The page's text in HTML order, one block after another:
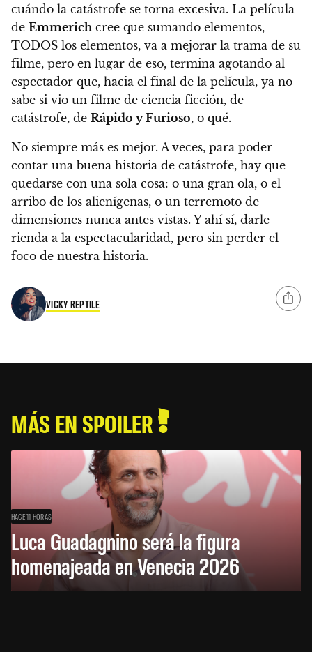
cuándo la catástrofe se torna excesiva. La película
de Emmerichcree que sumando elementos,
TODOS los elementos, va a mejorar la trama de su
filme, pero en lugar de eso, termina agotando al
espectador que, hacia el final de la película, ya no
sabe si vio un filme de ciencia ficción, de
catástrofe, de Rápido y Furioso, o qué.
No siempre más es mejor. A veces, para poder
contar una buena historia de catástrofe, hay que
quedarse con una sola cosa: o una gran ola, o el
arribo de los alienígenas, o un terremoto de
dimensiones nunca antes vistas. Y ahí sí, darle
rienda a la espectacularidad, pero sin perder el
foco de nuestra historia.
VICKY REPTILE
MÁS EN SPOILER
HACE 11 HORAS
Luca Guadagnino será la figura
homenajeada en Venecia 2026